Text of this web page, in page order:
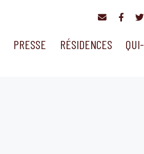
PRESSE RÉSIDENCES